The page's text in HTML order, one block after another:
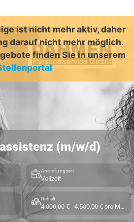
ist nicht mehr aktiv, daher
darauf nicht mehr möglich.
finden Sie in unserem
(m/w/d)
Anstellungsart
Vollzeit
Gehalt
4.000,00 € - 4.500,00 € pro Monat